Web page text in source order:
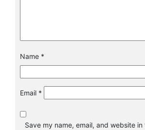
Name *
Email *
Save my name, email, and website